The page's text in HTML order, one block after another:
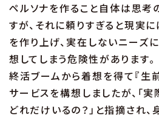
ペルソナを作ること自体は思考
すが、それに頼りすぎると現実
を作り上げ、実在しないニーズ
想してしまう危険性があります。
終活ブームから着想を得て『生
サービスを構想しましたが、「
どれだけいるの？」と指摘され